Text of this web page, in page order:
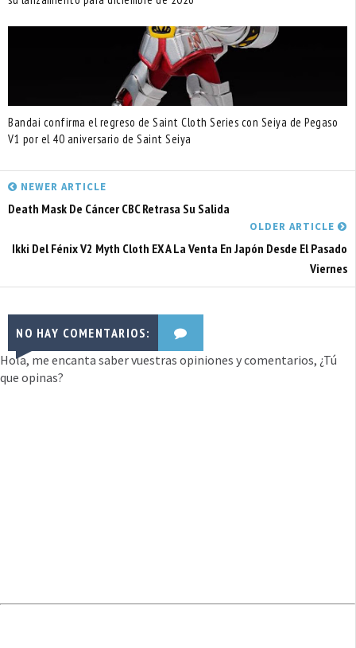
Bandai confirma el regreso de Saint Cloth Series con Seiya de Pegaso
V1 por el 40 aniversario de Saint Seiya
NEWER ARTICLE
Death Mask De Cáncer CBC Retrasa Su Salida
OLDER ARTICLE
Ikki Del Fénix V2 Myth Cloth EX A La Venta En Japón Desde El Pasado
Viernes
NO HAY COMENTARIOS:
Hola, me encanta saber vuestras opiniones y comentarios, ¿Tú
que opinas?